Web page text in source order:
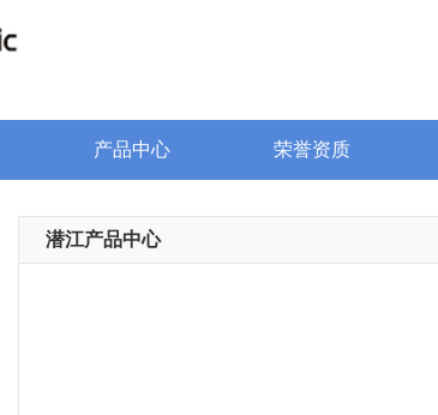
产品中心 荣誉资质
潜江产品中心